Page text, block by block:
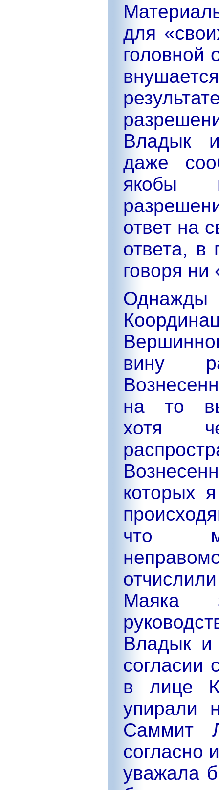
для
головной
Владык
даже
якобы
ответ на
ответа, в
говоря ни
вину
на то
хотя
которых
что
Маяка
Владык и
согласии
в лице
упирали
Саммит
согласно
уважала